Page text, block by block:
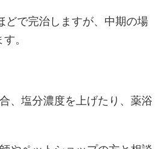
どで完治しますが、中期の場
。
、塩分濃度を上げたり、薬浴